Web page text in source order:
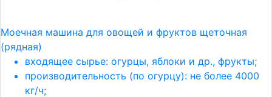
Моечная машина для овощей и фруктов щеточная
(рядная)
входящее сырье: огурцы, яблоки и др., фрукты;
производительность (по огурцу): не более 4000
кг/ч;